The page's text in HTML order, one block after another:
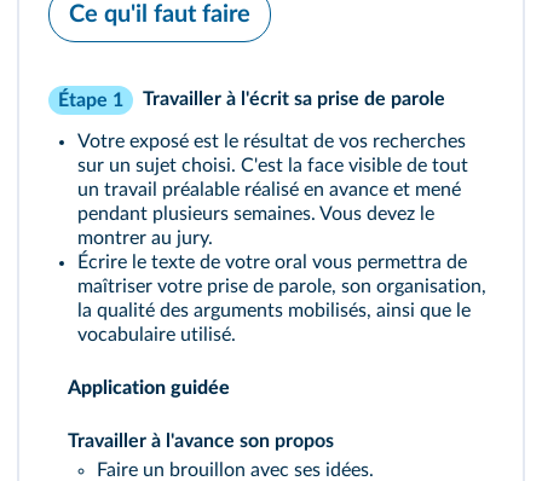
Ce qu'il faut faire
Étape 1 Travailler à l'écrit sa prise de parole
Votre exposé est le résultat de vos recherches
sur un sujet choisi. C'est la face visible de tout
un travail préalable réalisé en avance et mené
pendant plusieurs semaines. Vous devez le
montrer au jury.
Écrire le texte de votre oral vous permettra de
maîtriser votre prise de parole, son organisation,
la qualité des arguments mobilisés, ainsi que le
vocabulaire utilisé.
Application guidée
Travailler à l'avance son propos
Faire un brouillon avec ses idées.